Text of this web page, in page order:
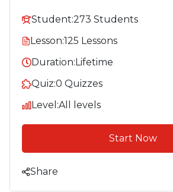
Student:273 Students
Lesson:125 Lessons
Duration: Lifetime
Quiz:0 Quizzes
Level:All levels
Start Now
Share